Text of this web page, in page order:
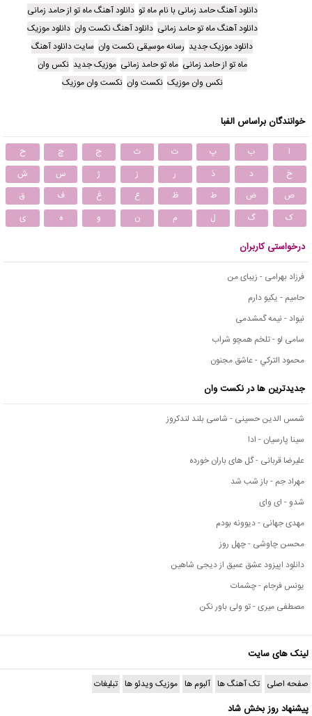
دانلود آهنگ حامد زمانی با نام ماه تو دانلود آهنگ ماه تو از حامد زمانی
دانلود آهنگ ماه تو حامد زمانی دانلود آهنگ نکست وان دانلود موزیک
دانلود موزیک جدید رسانه موسیقی نکست وان سایت دانلود آهنگ
ماه تو از حامد زمانی ماه تو حامد زمانی موزیک جدید نکس وان
نکس وان موزیک نکست وان نکست وان موزیک
خوانندگان براساس الفبا
ا ب پ ت ث ج چ
ح
خ
د ذ ر ز ژ س
ش
ص
ض ط ظ ع غ ف
ق
ک
گ ل م ن و ه ی
درخواستی کاربران
فرزاد بهرامی - زیبای من
حامیم - یکیو دارم
نیواد - نیمه گمشدمی
سامی لو - تلخم همچو شراب
محمود التركي - عاشق مجنون
جدیدترین ها در نکست وان
شمس الدین حسینی - شاسی بلند لندکروز
سینا پارسیان - ادا
علیرضا قربانی - گل های باران خورده
مهراد جم - باز شب شد
شدو - ای وای
مهدی جهانی - دیوونه بودم
محسن چاوشی - چهل روز
دانلود اپیزود عشق عمیق از دیجی شاهین
یونس فرجام - چشمات
مصطفی میری - تو ولی باور نکن
لینک های سایت
صفحه اصلی تک آهنگ ها آلبوم ها موزیک ویدئو ها تبلیغات
پیشنهاد روز بخش شاد